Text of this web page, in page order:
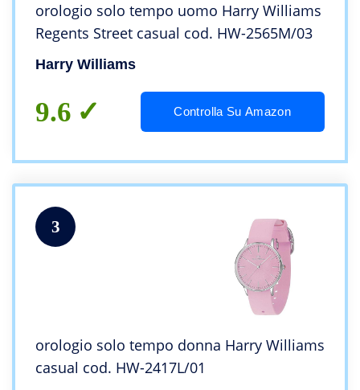
orologio solo tempo uomo Harry Williams
Regents Street casual cod. HW-2565M/03
Harry Williams
9.6 Controlla Su Amazon
3
orologio solo tempo donna Harry Williams
casual cod. HW-2417L/01